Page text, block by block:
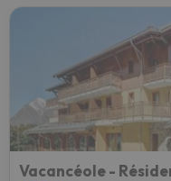
Vacancéole -